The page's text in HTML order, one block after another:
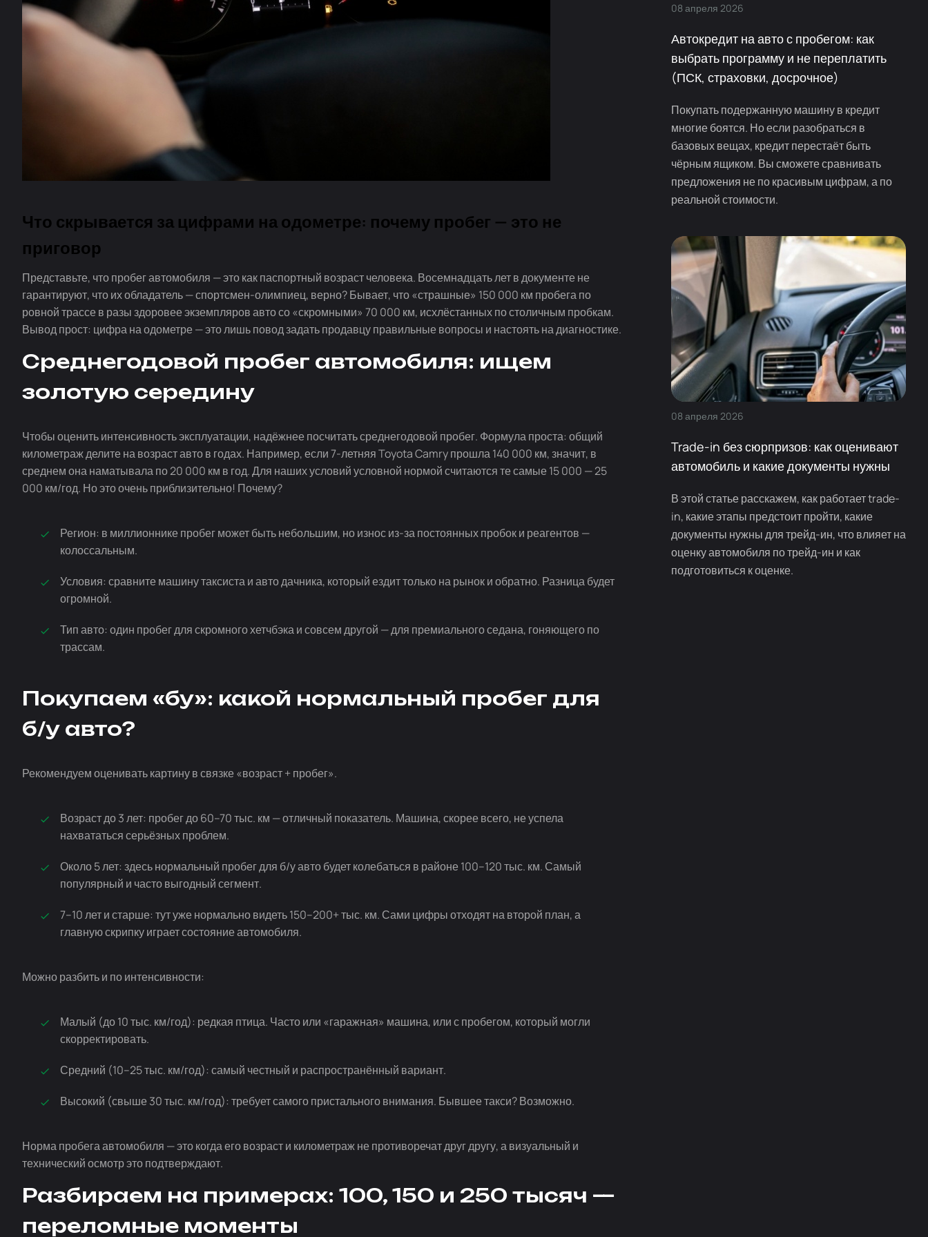
Что скрывается за цифрами на одометре: почему пробег — это не
приговор
Представьте, что пробег автомобиля — это как паспортный возраст человека. Восемнадцать лет в документе не
гарантируют, что их обладатель —спортсмен-олимпиец, верно? Бывает, что «страшные» 150 000 км пробега по
ровной трассе в разы здоровее экземпляров авто со «скромными» 70 000 км, исхлёстанных по столичным пробкам.
Вывод прост: цифра на одометре — это лишь повод задать продавцу правильные вопросы и настоять на диагностике.
Среднегодовой пробег автомобиля: ищем
золотую середину
Чтобы оценить интенсивность эксплуатации, надёжнее посчитать среднегодовой пробег. Формула проста: общий
километраж делите на возраст авто в годах. Например, если7-летняяToyota Camry прошла 140 000 км, значит, в
среднем она наматывала по 20 000 км в год. Для наших условий условной нормой считаются те самые 15 000 — 25
000 км/год. Но это очень приблизительно! Почему?
Регион: в миллионнике пробег может быть небольшим, но износиз-запостоянных пробок и реагентов —
колоссальным.
Условия: сравните машину таксиста и авто дачника, который ездит только на рынок и обратно. Разница будет
огромной.
Тип авто: один пробег для скромного хетчбэка и совсем другой — для премиального седана, гоняющего по
трассам.
Покупаем «бу»: какой нормальный пробег для
б/у авто?
Рекомендуем оценивать картину в связке «возраст + пробег».
Возраст до 3 лет: пробег до 60–70 тыс. км — отличный показатель. Машина, скорее всего, не успела
нахвататься серьёзных проблем.
Около 5 лет: здесь нормальный пробег для б/уавто будет колебаться в районе 100–120 тыс. км. Самый
популярный и часто выгодный сегмент.
7–10 лет и старше: тут уже нормально видеть 150–200+ тыс. км. Сами цифры отходят на второй план, а
главную скрипку играет состояние автомобиля.
Можно разбить и по интенсивности:
Малый (до 10 тыс. км/год): редкая птица. Часто или «гаражная» машина, или с пробегом, который могли
скорректировать.
Средний (10–25 тыс. км/год): самый честный и распространённый вариант.
Высокий (свыше 30 тыс. км/год): требует самого пристального внимания. Бывшее такси? Возможно.
Норма пробега автомобиля — это когда его возраст и километраж не противоречат друг другу, а визуальный и
технический осмотр это подтверждают.
Разбираем на примерах: 100, 150 и 250 тысяч —
переломные моменты
08 апреля 2026
Автокредит на авто с пробегом: как
выбрать программу и не переплатить
(ПСК, страховки, досрочное)
Покупать подержанную машину в кредит
многие боятся. Но если разобраться в
базовых вещах, кредит перестаёт быть
чёрным ящиком. Вы сможете сравнивать
предложения не по красивым цифрам, а по
реальной стоимости.
08 апреля 2026
Trade-in без сюрпризов: как оценивают
автомобиль и какие документы нужны
В этой статье расскажем, как работает trade-
in, какие этапы предстоит пройти, какие
документы нужны для трейд-ин, что влияет на
оценку автомобиля по трейд-ин и как
подготовиться к оценке.